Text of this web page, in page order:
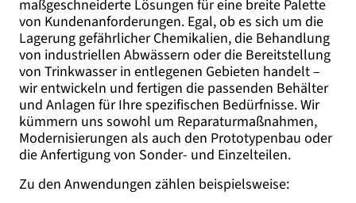
maßgeschneiderte Lösungen für eine breite Palette
von Kundenanforderungen. Egal, ob es sich um die
Lagerung gefährlicher Chemikalien, die Behandlung
von industriellen Abwässern oder die Bereitstellung
von Trinkwasser in entlegenen Gebieten handelt –
wir entwickeln und fertigen die passenden Behälter
und Anlagen für Ihre spezifischen Bedürfnisse. Wir
kümmern uns sowohl um Reparaturmaßnahmen,
Modernisierungen als auch den Prototypenbau oder
die Anfertigung von Sonder- und Einzelteilen.
Zu den Anwendungen zählen beispielsweise: